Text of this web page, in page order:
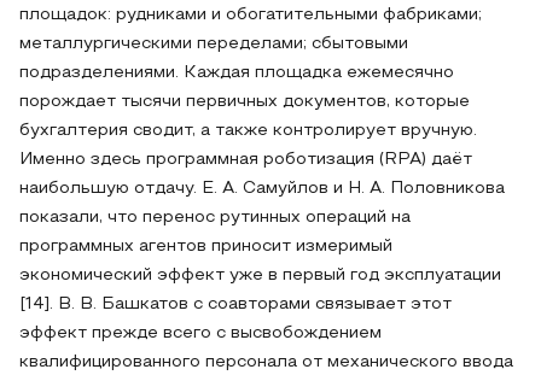
площадок: рудниками и обогатительными фабриками;
металлургическими переделами; сбытовыми
подразделениями. Каждая площадка ежемесячно
порождает тысячи первичных документов, которые
бухгалтерия сводит, а также контролирует вручную.
Именно здесь программная роботизация (RPA) даёт
наибольшую отдачу. Е. А. Самуйлов и Н. А. Половникова
показали, что перенос рутинных операций на
программных агентов приносит измеримый
экономический эффект уже в первый год эксплуатации
[14]. В. В. Башкатов с соавторами связывает этот
эффект прежде всего с высвобождением
квалифицированного персонала от механического ввода